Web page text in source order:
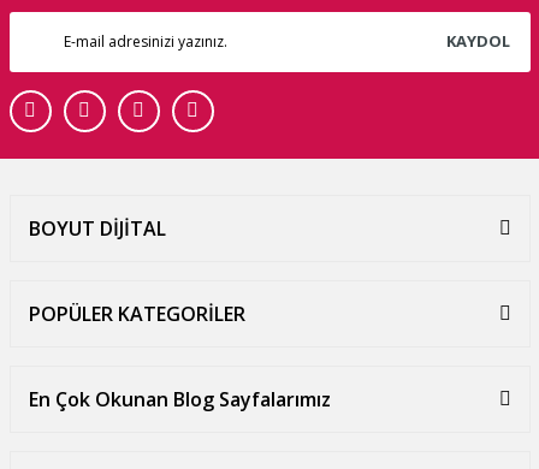
KAYDOL
BOYUT DİJİTAL
POPÜLER KATEGORİLER
En Çok Okunan Blog Sayfalarımız